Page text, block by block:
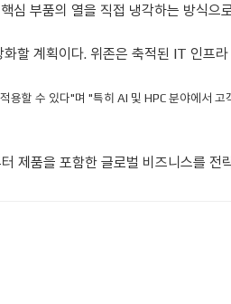
부품의 열을 직접 냉각하는 방식으
할 계획이다. 위존은 축적된 IT 인프
할 수 있다"며 "특히 AI 및 HPC 분야에서
제품을 포함한 글로벌 비즈니스를 전